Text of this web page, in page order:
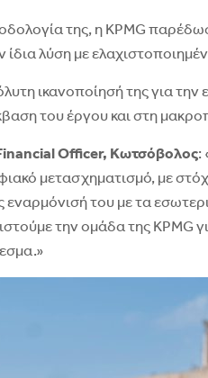
της, η KPMG
λύση με
ικανοποίησή της για
του έργου και στη
Officer, Κωτσόβολος:
μετασχηματισμό, με
του με τα
την ομάδα της KPMG